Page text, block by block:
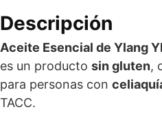
Descripción
Aceite Esencial de Ylang
es un producto sin gluten,
para personas con
TACC.